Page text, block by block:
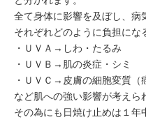
全て身体に影響を及ぼし、病
それぞれどのように負担にな
・ＵＶＡ→しわ・たるみ
・ＵＶＢ→肌の炎症・シミ
・ＵＶＣ→皮膚の細胞変質（
など肌への強い影響が考えら
その為にも日焼け止めは１年